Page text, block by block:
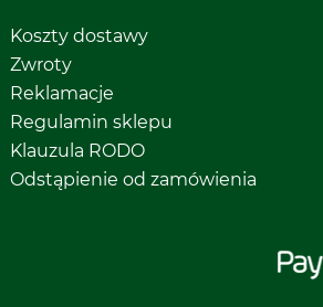
Koszty dostawy
Zwroty
Reklamacje
Regulamin sklepu
Klauzula RODO
Odstąpienie od zamówienia